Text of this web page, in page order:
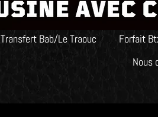
Transfert Bab/Le Traouc Forfait
Nous